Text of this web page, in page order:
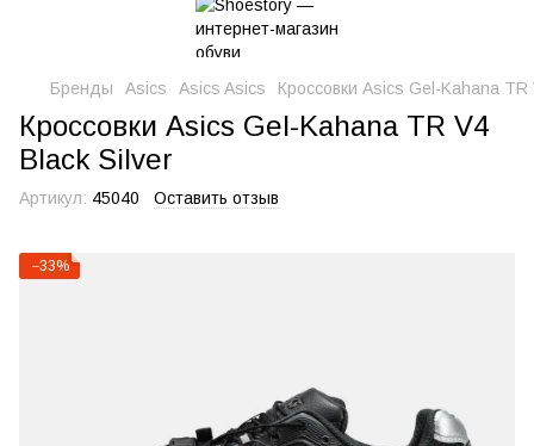
Бренды Asics Asics Asics Кроссовки Asics Gel-Kahana TR
Кроссовки Asics Gel-Kahana TR V4
Black Silver
Артикул: 45040 Оставить отзыв
−33%